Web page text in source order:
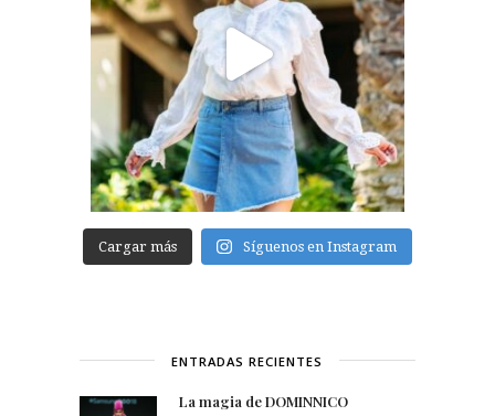
Cargar más Síguenos en Instagram
ENTRADAS RECIENTES
La magia de DOMINNICO